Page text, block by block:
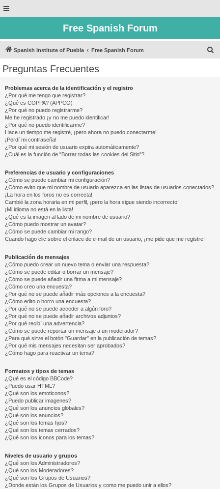
Free Spanish Forum
Spanish Institute of Puebla Free Spanish Forum
Preguntas Frecuentes
Problemas acerca de la identificación y el registro
¿Por qué me tengo que registrar?
¿Qué es COPPA? (APPCO)
¿Por qué no puedo registrarme?
Me he registrado ¡y no me puedo identificar!
¿Por qué no puedo identificarme?
Hace un tiempo me registré, ¡pero ahora no puedo conectarme!
¡Perdí mi contraseña!
¿Por qué mi sesión de usuario expira automáticamente?
¿Cuál es la función de "Borrar todas las cookies del Sitio"?
Preferencias de usuario y configuraciones
¿Cómo se puede cambiar mi configuración?
¿Cómo evito que mi nombre de usuario aparezca en las listas de usuarios conectados?
¡La hora en los foros no es correcta!
Cambié la zona horaria en mi perfil, ¡pero la hora sigue siendo incorrecto!
¡Mi idioma no está en la lista!
¿Qué es la imagen al lado de mi nombre de usuario?
¿Cómo puedo mostrar un avatar?
¿Cómo se puede cambiar mi rango?
Cuando hago clic sobre el enlace de e-mail de un usuario, ¡me pide que me registre!
Publicación de mensajes
¿Cómo puedo crear un nuevo tema o enviar una respuesta?
¿Cómo se puede editar o borrar un mensaje?
¿Cómo se puede añadir una firma a mi mensaje?
¿Cómo creo una encuesta?
¿Por qué no se puede añadir más opciones a la encuesta?
¿Cómo edito o borro una encuesta?
¿Por qué no se puede acceder a algún foro?
¿Por qué no se puede añadir archivos adjuntos?
¿Por qué recibí una advertencia?
¿Cómo se puede reportar un mensaje a un moderador?
¿Para qué sirve el botón "Guardar" en la publicación de temas?
¿Por qué mis mensajes necesitan ser aprobados?
¿Cómo hago para reactivar un tema?
Formatos y tipos de temas
¿Qué es el código BBCode?
¿Puedo usar HTML?
¿Qué son los emoticonos?
¿Puedo publicar imagenes?
¿Qué son los anuncios globales?
¿Qué son los anuncios?
¿Qué son los temas fijos?
¿Qué son los temas cerrados?
¿Qué son los iconos para los temas?
Niveles de usuario y grupos
¿Qué son los Administradores?
¿Qué son los Moderadores?
¿Qué son los Grupos de Usuarios?
¿Donde están los Grupos de Usuarios y como me puedo unir a ellos?